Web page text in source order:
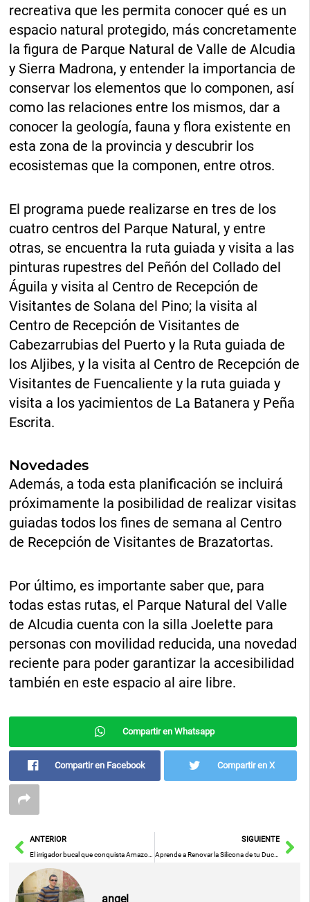
recreativa que les permita conocer qué es un
espacio natural protegido, más concretamente
la figura de Parque Natural de Valle de Alcudia
y Sierra Madrona, y entender la importancia de
conservar los elementos que lo componen, así
como las relaciones entre los mismos, dar a
conocer la geología, fauna y flora existente en
esta zona de la provincia y descubrir los
ecosistemas que la componen, entre otros.
El programa puede realizarse en tres de los
cuatro centros del Parque Natural, y entre
otras, se encuentra la ruta guiada y visita a las
pinturas rupestres del Peñón del Collado del
Águila y visita al Centro de Recepción de
Visitantes de Solana del Pino; la visita al
Centro de Recepción de Visitantes de
Cabezarrubias del Puerto y la Ruta guiada de
los Aljibes, y la visita al Centro de Recepción de
Visitantes de Fuencaliente y la ruta guiada y
visita a los yacimientos de La Batanera y Peña
Escrita.
Novedades
Además, a toda esta planificación se incluirá
próximamente la posibilidad de realizar visitas
guiadas todos los fines de semana al Centro
de Recepción de Visitantes de Brazatortas.
Por último, es importante saber que, para
todas estas rutas, el Parque Natural del Valle
de Alcudia cuenta con la silla Joelette para
personas con movilidad reducida, una novedad
reciente para poder garantizar la accesibilidad
también en este espacio al aire libre.
Compartir en Whatsapp
Compartir en Facebook Compartir en X
AntANTERIOR SIGUIENTE
angel